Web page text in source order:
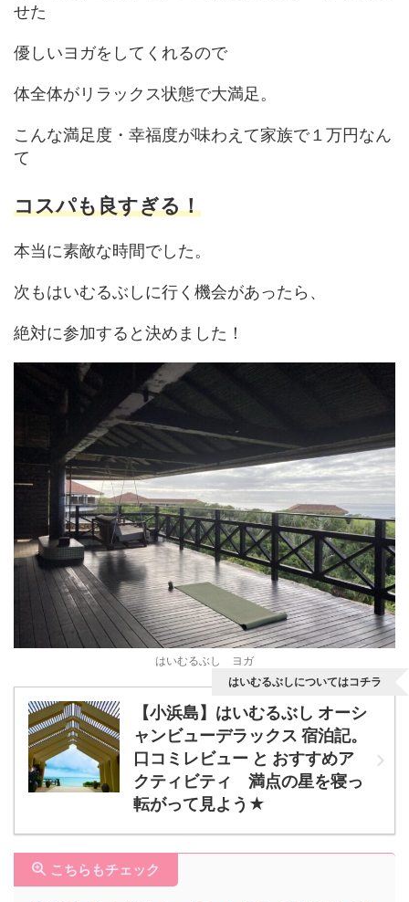
せた
優しいヨガをしてくれるので
体全体がリラックス状態で大満足。
こんな満足度・幸福度が味わえて家族で１万円なん
て
コスパも良すぎる！
本当に素敵な時間でした。
次もはいむるぶしに行く機会があったら、
絶対に参加すると決めました！
はいむるぶし ヨガ
【小浜島】はいむるぶし オーシ
ャンビューデラックス 宿泊記。
口コミレビュー と おすすめア
クティビティ 満点の星を寝っ
転がって見よう★
はいむるぶしについてはコチラ
こちらもチェック